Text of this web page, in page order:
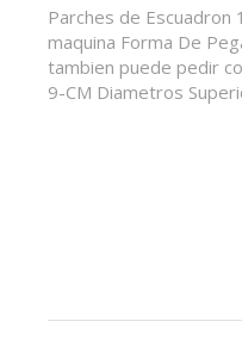
Parches de Escuadron
maquina Forma De
tambien puede pedir
9-CM Diametros